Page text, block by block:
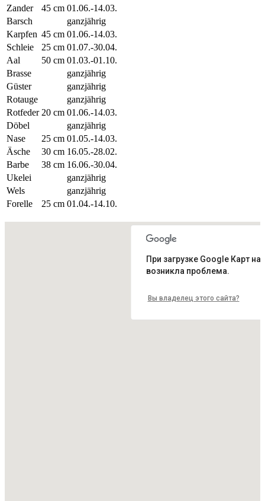
Zander
45 cm 01.06.-14.03.
Barsch
ganzjährig
Karpfen 45 cm 01.06.-14.03.
Schleie
25 cm 01.07.-30.04.
Aal
50 cm 01.03.-01.10.
Brasse
ganzjährig
Güster
ganzjährig
Rotauge
ganzjährig
Rotfeder 20 cm 01.06.-14.03.
Döbel
ganzjährig
Nase
25 cm 01.05.-14.03.
Äsche
30 cm 16.05.-28.02.
Barbe
38 cm 16.06.-30.04.
Ukelei
ganzjährig
Wels
ganzjährig
Forelle
25 cm 01.04.-14.10.
При загрузке Google Карт на
возникла проблема.
Вы владелец этого сайта?